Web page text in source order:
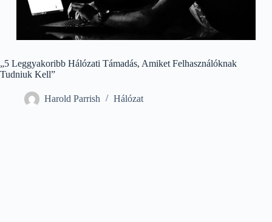
„5 Leggyakoribb Hálózati Támadás, Amiket Felhasználóknak
Tudniuk Kell”
Harold Parrish Hálózat